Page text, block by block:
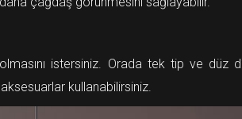
istersiniz. Orada tek tip ve düz
kullanabilirsiniz.